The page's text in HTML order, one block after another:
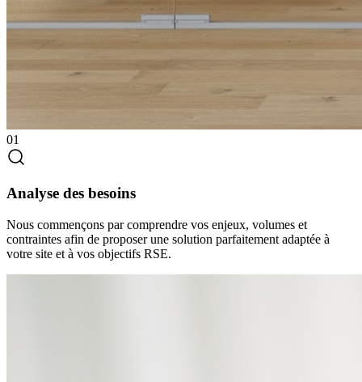
01
Analyse des besoins
Nous commençons par comprendre vos enjeux, volumes et
contraintes afin de proposer une solution parfaitement adaptée à
votre site et à vos objectifs RSE.